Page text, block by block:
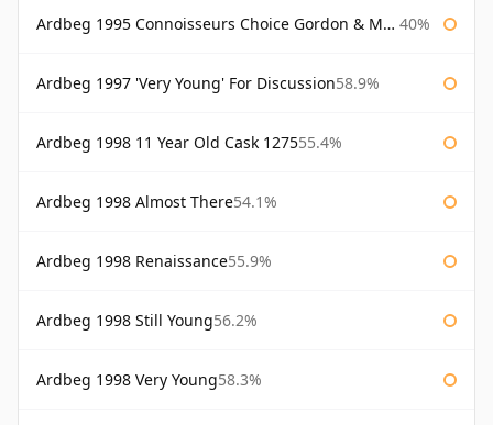
Ardbeg 1995 Connoisseurs Choice Gordon & Macphail 40%
Ardbeg 1997 'Very Young' For Discussion58.9%
Ardbeg 1998 11 Year Old Cask 127555.4%
Ardbeg 1998 Almost There54.1%
Ardbeg 1998 Renaissance55.9%
Ardbeg 1998 Still Young56.2%
Ardbeg 1998 Very Young58.3%